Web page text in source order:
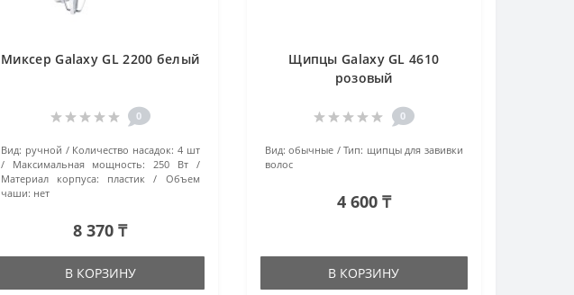
Миксер Galaxy GL 2200 белый
0
Вид: ручной Количество насадок: 4 шт
Максимальная мощность:
250 Вт
Материал корпуса:
пластик
Объем
чаши: нет
8 370 ₸
В КОРЗИНУ
Щипцы Galaxy GL 4610
розовый
0
Вид: обычные Тип: щипцы для завивки
волос
4 600 ₸
В КОРЗИНУ